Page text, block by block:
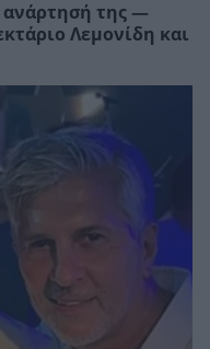
ανάρτησή της —
Λεμονίδη και